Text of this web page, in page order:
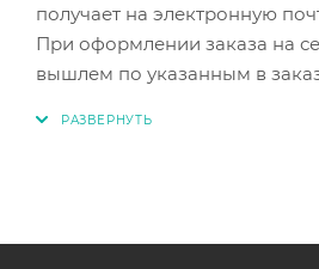
получает на электронную
При оформлении заказа на
вышлем по указанным в